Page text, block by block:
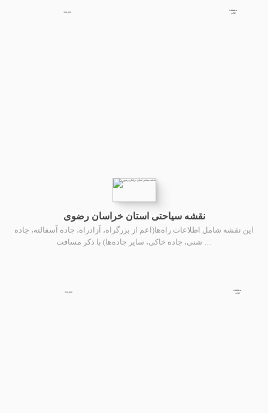
300,000
مشاهده
کتاب
نقشه سیاحتی استان خراسان رضوى
این نقشه شامل اطلاعات راه‌ها(اعم از بزرگراه، آزادراه، جاده آسفالته، جاده
شنی، جاده خاکی، سایر جاده‌ها) با ذکر مسافت …
250,000
مشاهده
کتاب